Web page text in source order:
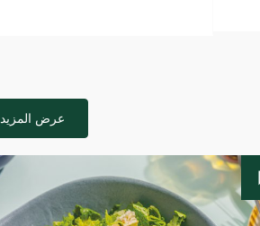
عرض المزيد